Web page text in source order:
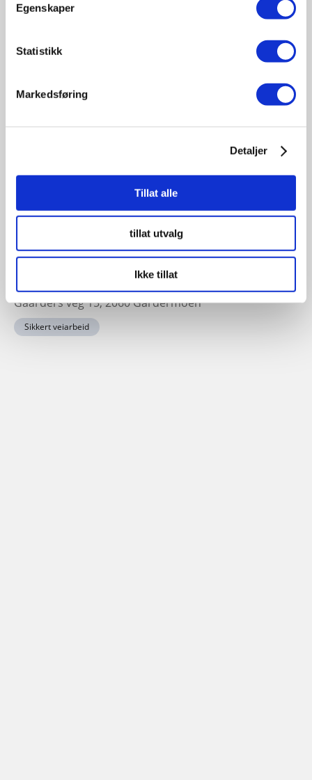
Egenskaper
Statistikk
Markedsføring
Detaljer
Tillat alle
tillat utvalg
Ikke tillat
19
Sted: Quality Hotel Ålesund | Sorenskriver Bulls gate 7
23-24
November
11:30 - 17:00
Sikkert veiarbeid konferansen 2026
Sted: Clarion Hotel & Congress Oslo Airport, Hans
Gaarders veg 15, 2060 Gardermoen
Sikkert veiarbeid